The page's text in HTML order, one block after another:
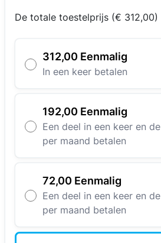
De totale toestelprijs (€
312,00 Eenmalig
In een keer betalen
192,00 Eenmalig
Een deel in een keer en
per maand betalen
72,00 Eenmalig
Een deel in een keer en
per maand betalen